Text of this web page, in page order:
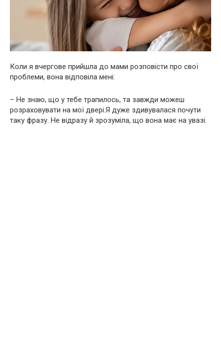
Коли я вчергове прийшла до мами розповісти про свої
проблеми, вона відповіла мені:
– Не знаю, що у тебе трапилось, та завжди можеш
розраховувати на мої двері.Я дуже здивувалася почути
таку фразу. Не відразу й зрозуміла, що вона має на увазі.